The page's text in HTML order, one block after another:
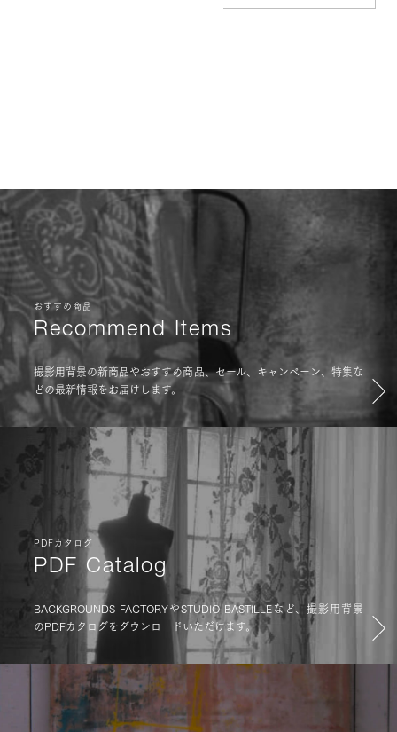
おすすめ商品
Recommend Items
撮影用背景の新商品やおすすめ商品、セール、キャンペーン、特集な
どの最新情報をお届けします。
PDFカタログ
PDF Catalog
BACKGROUNDS FACTORYやSTUDIO BASTILLEなど、撮影用背景
のPDFカタログをダウンロードいただけます。